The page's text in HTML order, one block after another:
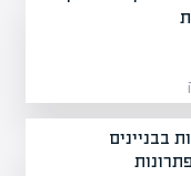
בבניינים